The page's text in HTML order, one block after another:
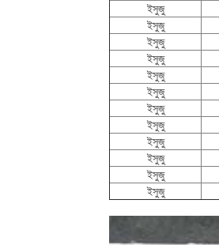
ইসুজু
ইসুজু
ইসুজু
ইসুজু
ইসুজু
ইসুজু
ইসুজু
ইসুজু
ইসুজু
ইসুজু
ইসুজু
ইসুজু